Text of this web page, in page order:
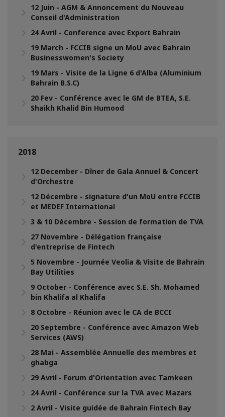
12 Juin - AGM & Annoncement du Nouveau
Conseil d'Administration
24 Avril - Conference avec Export Bahrain
19 March - FCCIB signe un MoU avec Bahrain
Businesswomen's Society
19 Mars - Visite de la Ligne 6 d'Alba (Aluminium
Bahrain B.S.C)
20 Fev - Conférence avec le GM de BTEA, S.E.
Shaikh Khalid Bin Humood
2018
12 December - Dîner de Gala Annuel & Concert
d'Orchestre
12 Décembre - signature d'un MoU entre FCCIB
et MEDEF International
3 & 10 Décembre - Session de formation de TVA
27 Novembre - Délégation française
d'entreprise de Fintech
5 Novembre - Journée Veolia & Visite de Bahrain
Bay Utilities
9 October - Conférence avec S.E. Sh. Mohamed
bin Khalifa al Khalifa
8 Octobre - Réunion avec le CA de BCCI
20 Septembre - Conférence avec Amazon Web
Services (AWS)
28 Mai - Assemblée Annuelle des membres et
ghabga
29 Avril - Forum d'Orientation avec Tamkeen
24 Avril - Conférence sur la TVA avec Mazars
2 Avril - Visite guidée de Bahrain Fintech Bay